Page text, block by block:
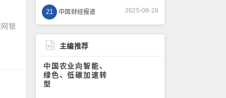
银
21 中国财经报道 2025-08-28
主编推荐
中国农业向智能、
绿色、低碳加速转
型